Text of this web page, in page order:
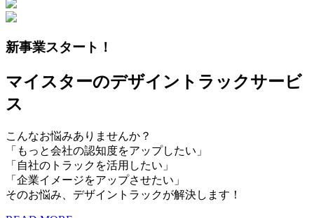
新事業スタート！
マイスターのデザイントラックサービ
ス
こんなお悩みありませんか？
「もっと会社の認知度をアップしたい」
「自社のトラックを活用したい」
「企業イメージをアップさせたい」
そのお悩み、デザイントラックが解決します！